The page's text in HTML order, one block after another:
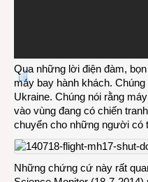
Qua những lời điện đàm,
máy bay hành khách.
Ukraine. Chúng nói rằng
vào vùng đang có chiến
chuyển cho những người có
Những chứng cứ này rất